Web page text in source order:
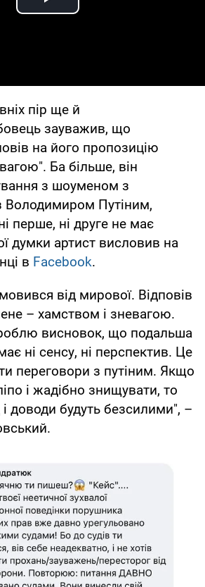
Play Video
пір ще й
зауважив, що
на його пропозицію
Ба більше, він
з шоуменом з
Володимиром Путіним,
перше, ні друге не має
думки артист висловив на
в Facebook.
від мирової. Відповів
– хамством і зневагою.
висновок, що подальша
ні сенсу, ні перспектив. Це
переговори з путіним. Якщо
і жадібно знищувати, то
доводи будуть безсилими", –